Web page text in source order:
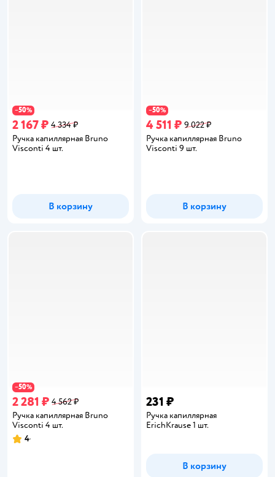
−50%
2 167 ₽ 4 334 ₽
Ручка капиллярная Bruno
Visconti 4 шт.
В корзину
−50%
4 511 ₽ 9 022 ₽
Ручка капиллярная Bruno
Visconti 9 шт.
В корзину
−50%
2 281 ₽ 4 562 ₽
Ручка капиллярная Bruno
Visconti 4 шт.
Рейтинг:
4
231 ₽
Ручка капиллярная
ErichKrause 1 шт.
В корзину